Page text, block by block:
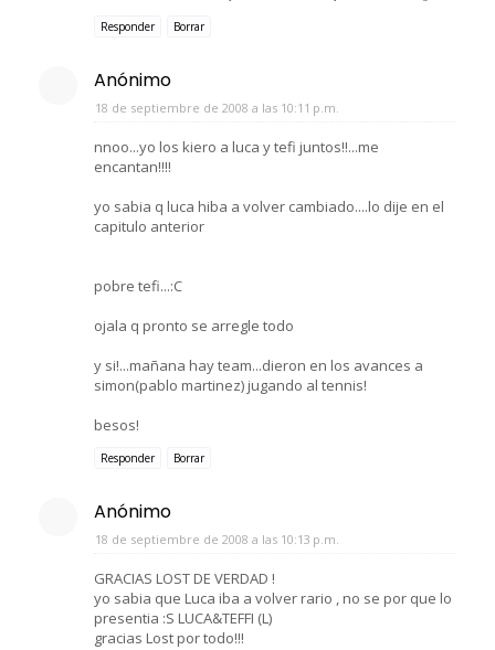
Responder Borrar
Anónimo
18 de septiembre de 2008 a las 10:11 p.m.
nnoo...yo los kiero a luca y tefi juntos!!...me
encantan!!!!
yo sabia q luca hiba a volver cambiado....lo dije en el
capitulo anterior
pobre tefi...:C
ojala q pronto se arregle todo
y si!...mañana hay team...dieron en los avances a
simon(pablo martinez) jugando al tennis!
besos!
Responder Borrar
Anónimo
18 de septiembre de 2008 a las 10:13 p.m.
GRACIAS LOST DE VERDAD !
yo sabia que Luca iba a volver rario , no se por que lo
presentia :S LUCA&TEFFI (L)
gracias Lost por todo!!!